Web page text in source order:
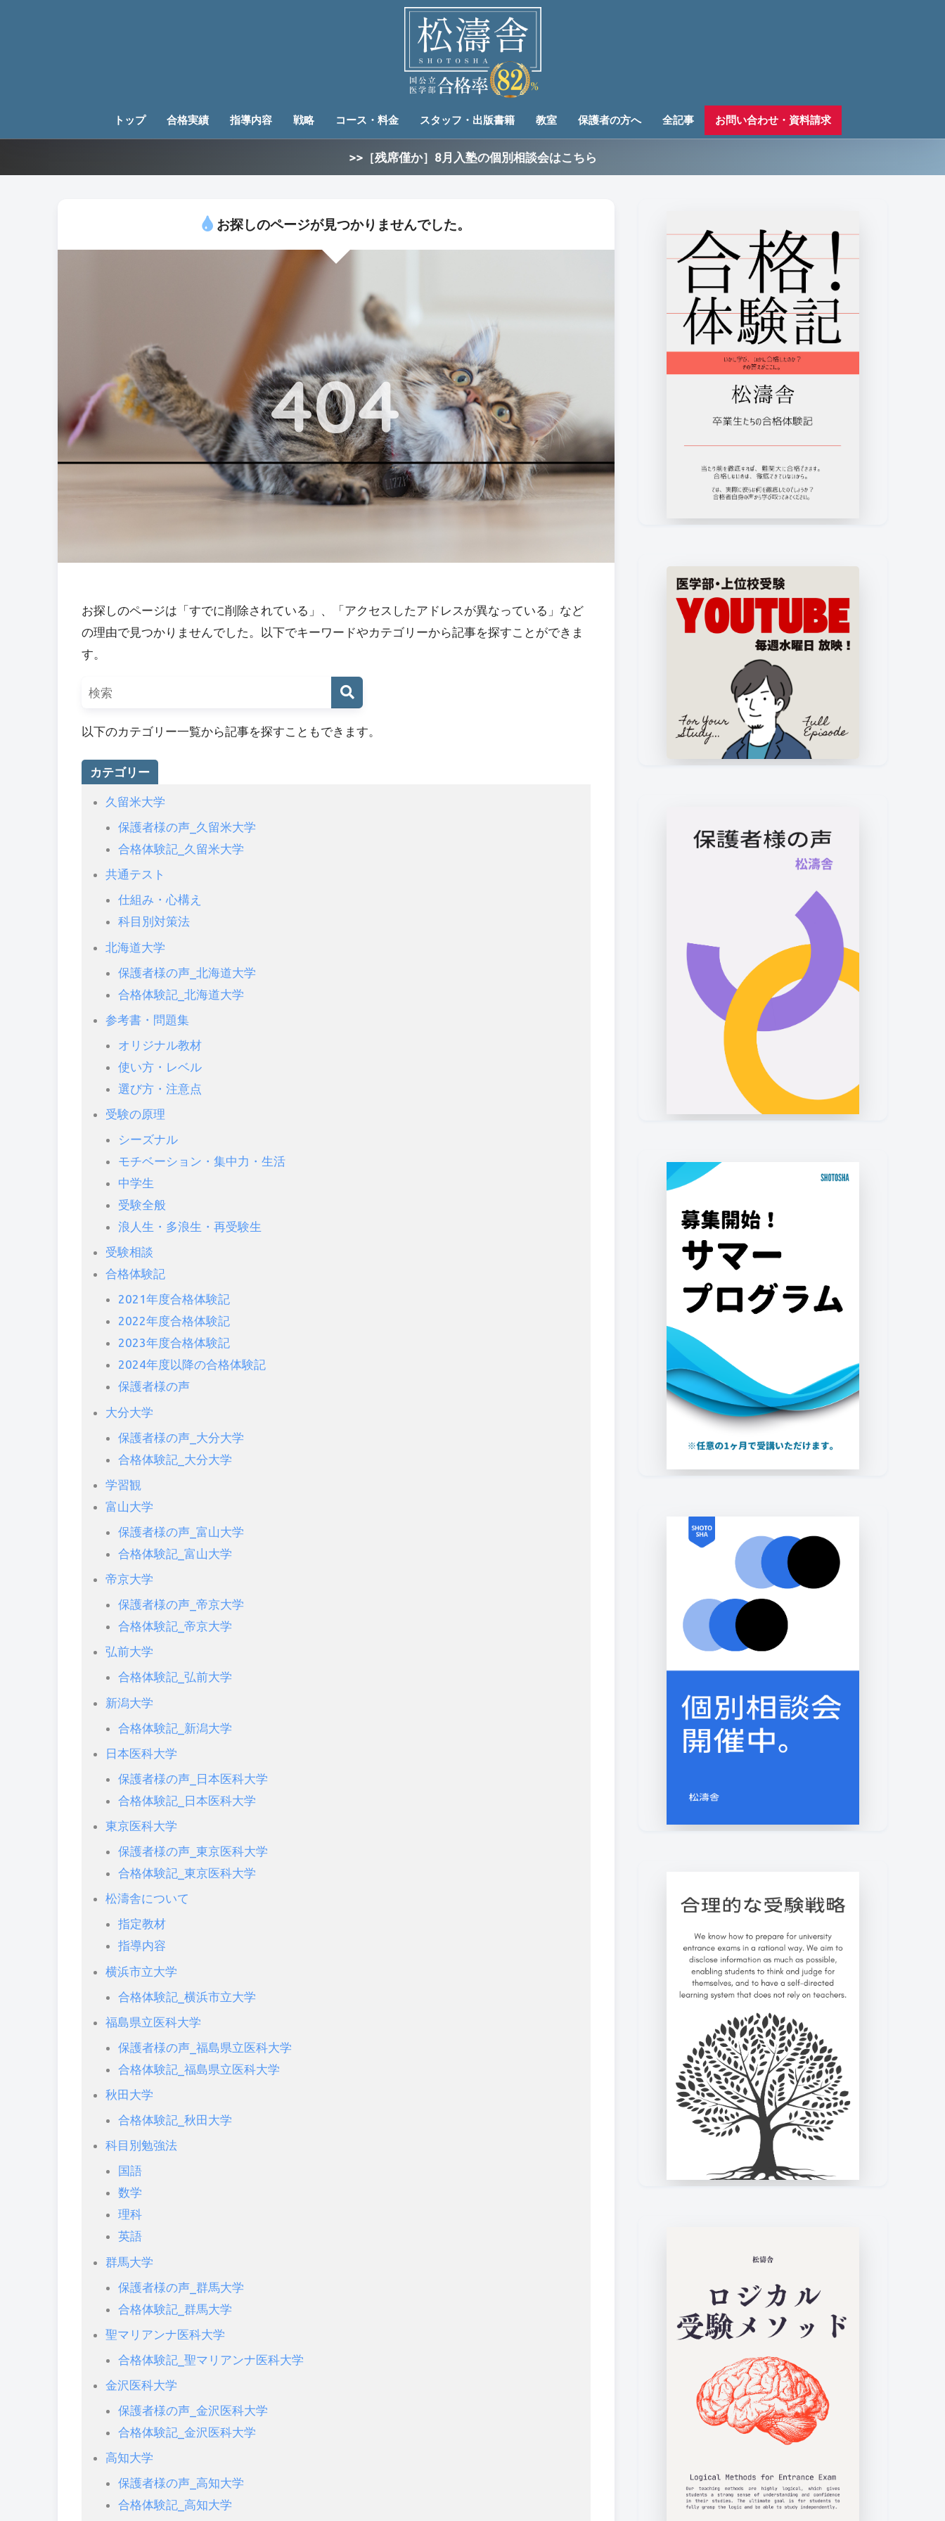
トップ 合格実績 指導内容 戦略 コース・料金 スタッフ・出版書籍 教室 保護者の方へ 全記事 お問い合わせ・資料請求
>>［残席僅か］8月入塾の個別相談会はこちら
お探しのページが見つかりませんでした。
404
お探しのページは「すでに削除されている」、「アクセスしたアドレスが異なっている」など
の理由で見つかりませんでした。以下でキーワードやカテゴリーから記事を探すことができま
す。
以下のカテゴリー一覧から記事を探すこともできます。
カテゴリー
久留米大学
保護者様の声_久留米大学
合格体験記_久留米大学
共通テスト
仕組み・心構え
科目別対策法
北海道大学
保護者様の声_北海道大学
合格体験記_北海道大学
参考書・問題集
オリジナル教材
使い方・レベル
選び方・注意点
受験の原理
シーズナル
モチベーション・集中力・生活
中学生
受験全般
浪人生・多浪生・再受験生
受験相談
合格体験記
2021年度合格体験記
2022年度合格体験記
2023年度合格体験記
2024年度以降の合格体験記
保護者様の声
大分大学
保護者様の声_大分大学
合格体験記_大分大学
学習観
富山大学
保護者様の声_富山大学
合格体験記_富山大学
帝京大学
保護者様の声_帝京大学
合格体験記_帝京大学
弘前大学
合格体験記_弘前大学
新潟大学
合格体験記_新潟大学
日本医科大学
保護者様の声_日本医科大学
合格体験記_日本医科大学
東京医科大学
保護者様の声_東京医科大学
合格体験記_東京医科大学
松濤舎について
指定教材
指導内容
横浜市立大学
合格体験記_横浜市立大学
福島県立医科大学
保護者様の声_福島県立医科大学
合格体験記_福島県立医科大学
秋田大学
合格体験記_秋田大学
科目別勉強法
国語
数学
理科
英語
群馬大学
保護者様の声_群馬大学
合格体験記_群馬大学
聖マリアンナ医科大学
合格体験記_聖マリアンナ医科大学
金沢医科大学
保護者様の声_金沢医科大学
合格体験記_金沢医科大学
高知大学
保護者様の声_高知大学
合格体験記_高知大学